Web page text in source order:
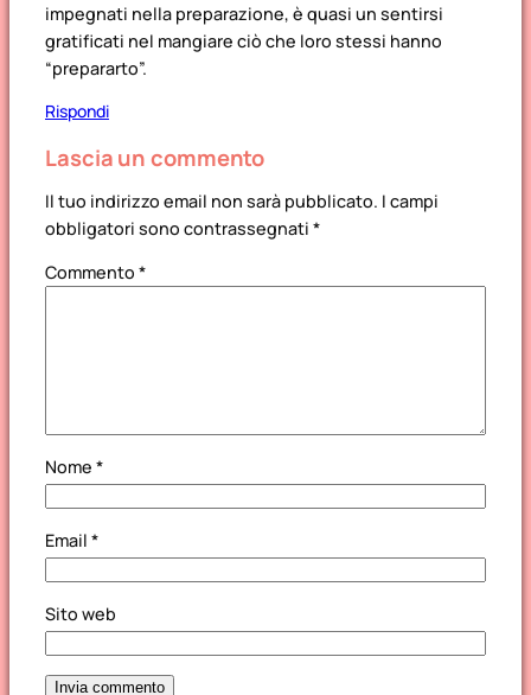
impegnati nella preparazione, è quasi un sentirsi
gratificati nel mangiare ciò che loro stessi hanno
“prepararto”.
Rispondi
Lascia un commento
Il tuo indirizzo email non sarà pubblicato. I campi
obbligatori sono contrassegnati *
Commento *
Nome *
Email *
Sito web